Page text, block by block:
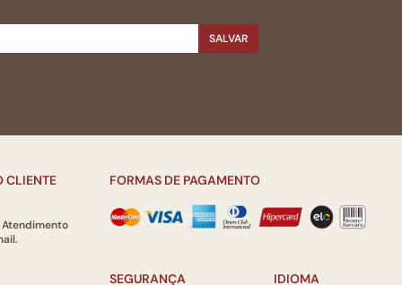
SALVAR
CLIENTE
Atendimento
FORMAS DE PAGAMENTO
SEGURANÇA IDIOMA